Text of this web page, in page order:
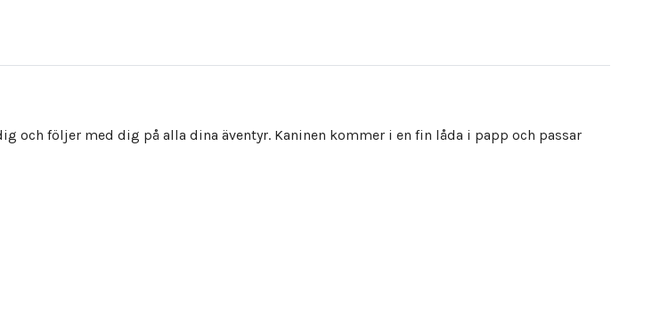
och följer med dig på alla dina äventyr. Kaninen kommer i en fin låda i papp och passar